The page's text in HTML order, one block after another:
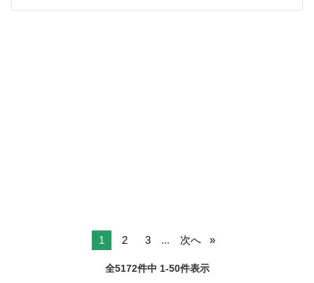
1 2 3 ... 次へ
全5172件中 1-50件表示